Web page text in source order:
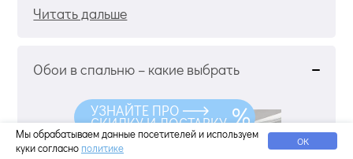
Читать дальше
Обои в спальню – какие выбрать
Мы обрабатываем данные посетителей и используем
куки согласно политике ОК
УЗНАЙТЕ ПРО
СКИДКУ И ДОСТАВКУ